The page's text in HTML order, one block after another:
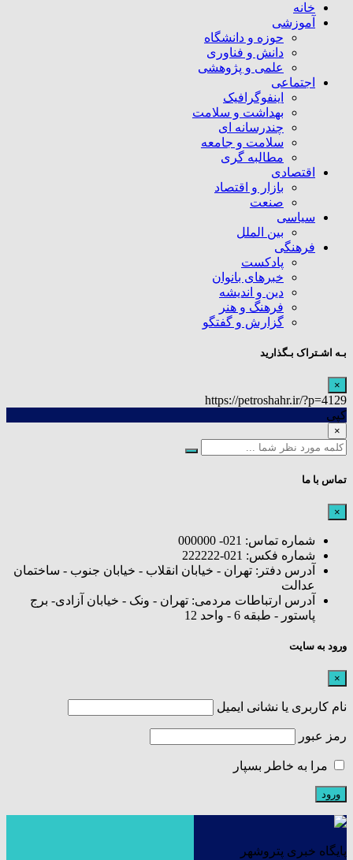
خانه
آموزشی
حوزه و دانشگاه
دانش و فناوری
علمی و پژوهشی
اجتماعی
اینفوگرافیک
بهداشت و سلامت
چندرسانه ای
سلامت و جامعه
مطالبه گری
اقتصادی
بازار و اقتصاد
صنعت
سیاسی
بین الملل
فرهنگی
پادکست
خبرهای بانوان
دین و اندیشه
فرهنگ و هنر
گزارش و گفتگو
بـه اشـتراک بـگذارید
×
https://petroshahr.ir/?p=4129
کپی
×
تماس با ما
×
شماره تماس: 021- 000000
شماره فکس: 021-222222
آدرس دفتر: تهران - خیابان انقلاب - خیابان جنوب - ساختمان
عدالت
آدرس ارتباطات مردمی: تهران - ونک - خیابان آزادی- برج
پاستور - طبقه 6 - واحد 12
ورود به سایت
×
نام کاربری یا نشانی ایمیل
رمز عبور
مرا به خاطر بسپار
پایگاه خبری پتروشهر